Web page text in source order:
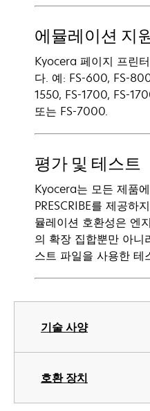
기술 사양
호환 장치
에뮬레이션 지
Kyocera 페이지 프린
다. 예: FS-600, FS-
1550, FS-1700, FS-
또는 FS-7000.
평가 및 테스트
Kyocera는 모든 제품
PRESCRIBE를 제공하
뮬레이션 호환성은 엔
의 확장 집합뿐만 아니
스트 파일을 사용한 테